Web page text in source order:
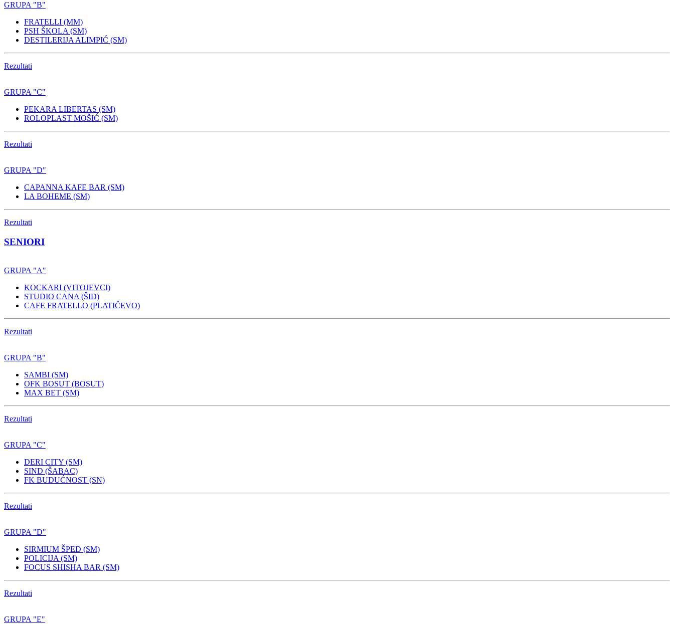
GRUPA "B"
FRATELLI (MM)
PSH ŠKOLA (SM)
DESTILERIJA ALIMPIĆ (SM)
Rezultati
GRUPA "C"
PEKARA LIBERTAS (SM)
ROLOPLAST MOŠIĆ (SM)
Rezultati
GRUPA "D"
CAPANNA KAFE BAR (SM)
LA BOHEME (SM)
Rezultati
SENIORI
GRUPA "A"
KOCKARI (VITOJEVCI)
STUDIO CANA (ŠID)
CAFE FRATELLO (PLATIČEVO)
Rezultati
GRUPA "B"
SAMBI (SM)
OFK BOSUT (BOSUT)
MAX BET (SM)
Rezultati
GRUPA "C"
DERI CITY (SM)
SIND (ŠABAC)
FK BUDUĆNOST (SN)
Rezultati
GRUPA "D"
SIRMIUM ŠPED (SM)
POLICIJA (SM)
FOCUS SHISHA BAR (SM)
Rezultati
GRUPA "E"